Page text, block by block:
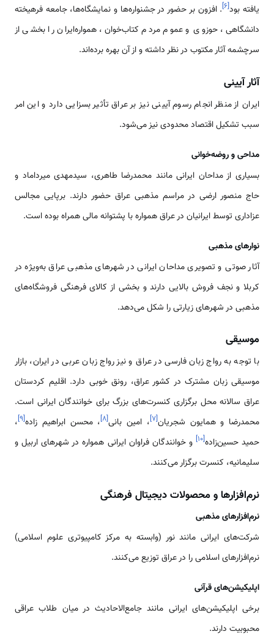
یافته بود[۶]. افزون بر حضور در جشنواره‌ها و نمایشگاه‌ها، جامعه فرهیخته
دانشگاهی، حوزوی و عموم مردم کتاب‌خوان، همواره‌ایران را بخشی از
سرچشمه آثار مکتوب در نظر داشته و از آن بهره برده‌اند.
آثار آیینی
ایران از منظر انجام رسوم آیینی نیز بر عراق تأثیر بسزایی دارد و این امر
سبب تشکیل اقتصاد محدودی نیز می‌شود.
مداحی و روضه‌خوانی
بسیاری از مداحان ایرانی مانند محمدرضا طاهری، سیدمهدی میرداماد و
حاج منصور ارضی در مراسم مذهبی عراق حضور دارند. برپایی مجالس
عزاداری توسط ایرانیان در عراق همواره با پشتوانه مالی همراه بوده است.
نوارهای مذهبی
آثار صوتی و تصویری مداحان ایرانی در شهرهای مذهبی عراق به‌ویژه در
کربلا و نجف فروش بالایی دارند و بخشی از کالای فرهنگی فروشگاه‌های
مذهبی در شهرهای زیارتی را شکل می‌دهد.
موسیقی
با توجه به رواج زبان فارسی در عراق و نیز رواج زبان عربی در ایران، بازار
موسیقی زبان مشترک در کشور عراق، رونق خوبی دارد. اقلیم کردستان
عراق سالانه محل برگزاری کنسرت‌های بزرگ برای خوانندگان ایرانی است.
محمدرضا و همایون شجریان[۷]، امین بانی[۸]، محسن ابراهیم زاده[۹]،
حمید حسین‌زاده[۱۰] و خوانندگان فراوان ایرانی همواره در شهرهای اربیل و
سلیمانیه، کنسرت برگزار می‌کنند.
نرم‌افزارها و محصولات دیجیتال فرهنگی
نرم‌افزارهای مذهبی
شرکت‌های ایرانی مانند نور (وابسته به مرکز کامپیوتری علوم اسلامی)
نرم‌افزارهای اسلامی را در عراق توزیع می‌کنند.
اپلیکیشن‌های قرآنی
برخی اپلیکیشن‌های ایرانی مانند جامع‌الاحادیث در میان طلاب عراقی
محبوبیت دارند.